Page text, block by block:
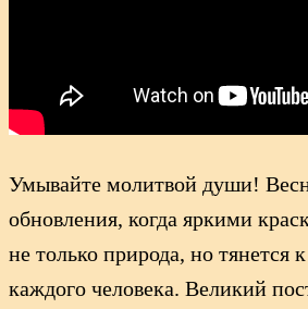
Умывайте молитвой души!
обновления, когда яркими
не только природа, но тянется
каждого человека. Великий